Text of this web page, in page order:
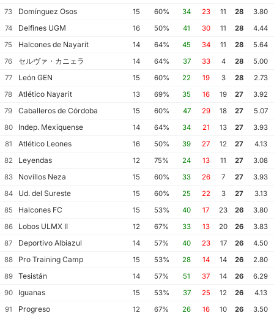
73
Domínguez Osos 15 60% 34 23 11 28
3.80
74
Delfines UGM 16 50% 41 30 11 28
4.44
75
Halcones de Nayarit 14 64% 45 34 11 28
5.64
76
セルヴァ・カニェラ 14 64% 37 33 4 28
5.00
77
León GEN 15 60% 22 19 3 28
2.73
78
Atlético Nayarit 13 69% 35 16 19 27
3.92
79
Caballeros de Córdoba 15 60% 47 29 18 27
5.07
80
Indep. Mexiquense 14 64% 34 21 13 27
3.93
81
Atlético Leones 16 50% 39 27 12 27
4.13
82
Leyendas 12 75% 24 13 11 27
3.08
83
Novillos Neza 15 60% 33 26 7 27
3.93
84
Ud. del Sureste 15 60% 25 22 3 27
3.13
85
Halcones FC 15 53% 40 17 23 26
3.80
86
Lobos ULMX II 12 67% 33 13 20 26
3.83
87
Deportivo Albiazul 14 57% 40 23 17 26
4.50
88
Pro Training Camp 15 53% 28 14 14 26
2.80
89
Tesistán 14 57% 51 37 14 26
6.29
90
Iguanas 15 53% 37 25 12 26
4.13
91
Progreso 12 67% 26 16 10 26
3.50